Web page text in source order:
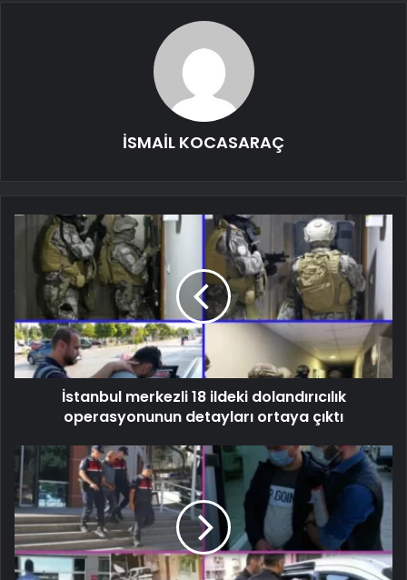
İSMAİL KOCASARAÇ
İstanbul merkezli 18 ildeki dolandırıcılık
operasyonunun detayları ortaya çıktı